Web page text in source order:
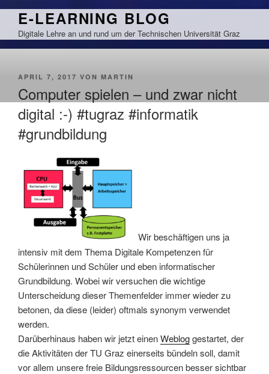
Zum
springen
E-LEARNING BLOG
Digitale Lehre an und rund um der Technischen Universität Graz
VERÖFFENTLICHT
APRIL 7, 2017 VON MARTIN
Computer spielen – und zwar nicht
digital :-) #tugraz #informatik
#grundbildung
Wir beschäftigen uns ja
intensiv mit dem Thema Digitale Kompetenzen für
Schülerinnen und Schüler und eben informatischer
Grundbildung. Wobei wir versuchen die wichtige
Unterscheidung dieser Themenfelder immer wieder zu
betonen, da diese (leider) oftmals synonym verwendet
werden.
Darüberhinaus haben wir jetzt einenWebloggestartet, der
die Aktivitäten der TU Graz einerseits bündeln soll, damit
vor allem unsere freie Bildungsressourcen besser sichtbar